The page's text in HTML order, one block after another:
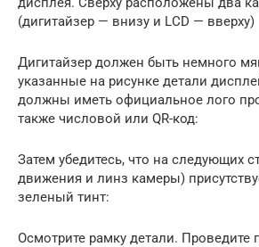
(дигитайзер — внизу и LCD — вверху)
Дигитайзер должен быть немного
указанные на рисунке детали
должны иметь официальное лого
также числовой или QR-код:
Затем убедитесь, что на следующих
движения и линз камеры)
зеленый тинт:
Осмотрите рамку детали. Проведите